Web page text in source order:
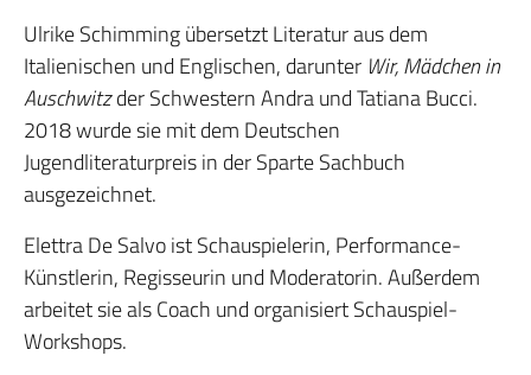
Ulrike Schimming übersetzt Literatur aus dem
Italienischen und Englischen, darunter Wir, Mädchen in
Auschwitzder Schwestern Andra und Tatiana Bucci.
2018 wurde sie mit dem Deutschen
Jugendliteraturpreis in der Sparte Sachbuch
ausgezeichnet.
Elettra De Salvo ist Schauspielerin, Performance-
Künstlerin, Regisseurin und Moderatorin. Außerdem
arbeitet sie als Coach und organisiert Schauspiel-
Workshops.